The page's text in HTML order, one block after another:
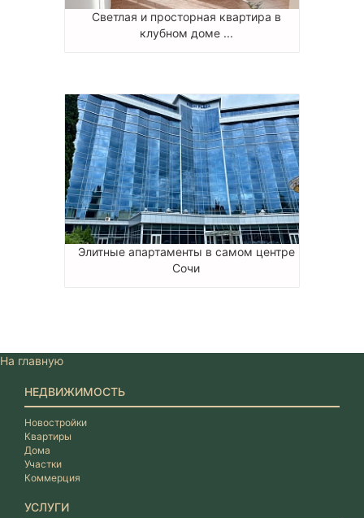
Светлая и просторная квартира в
клубном доме ...
Элитные апартаменты в самом центре
Сочи
На главную
НЕДВИЖИМОСТЬ
Новостройки
Квартиры
Дома
Участки
Коммерция
УСЛУГИ